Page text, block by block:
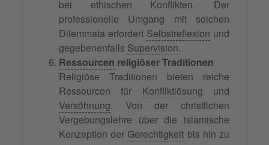
bei ethischen Konflikten. Der
professionelle Umgang mit solchen
Dilemmata erfordert Selbstreflexion und
gegebenenfalls Supervision.
Ressourcen religiöser Traditionen
Religiöse Traditionen bieten reiche
Ressourcen für Konfliktlösung und
Versöhnung. Von der christlichen
Vergebungslehre über die islamische
Konzeption der Gerechtigkeit bis hin zu